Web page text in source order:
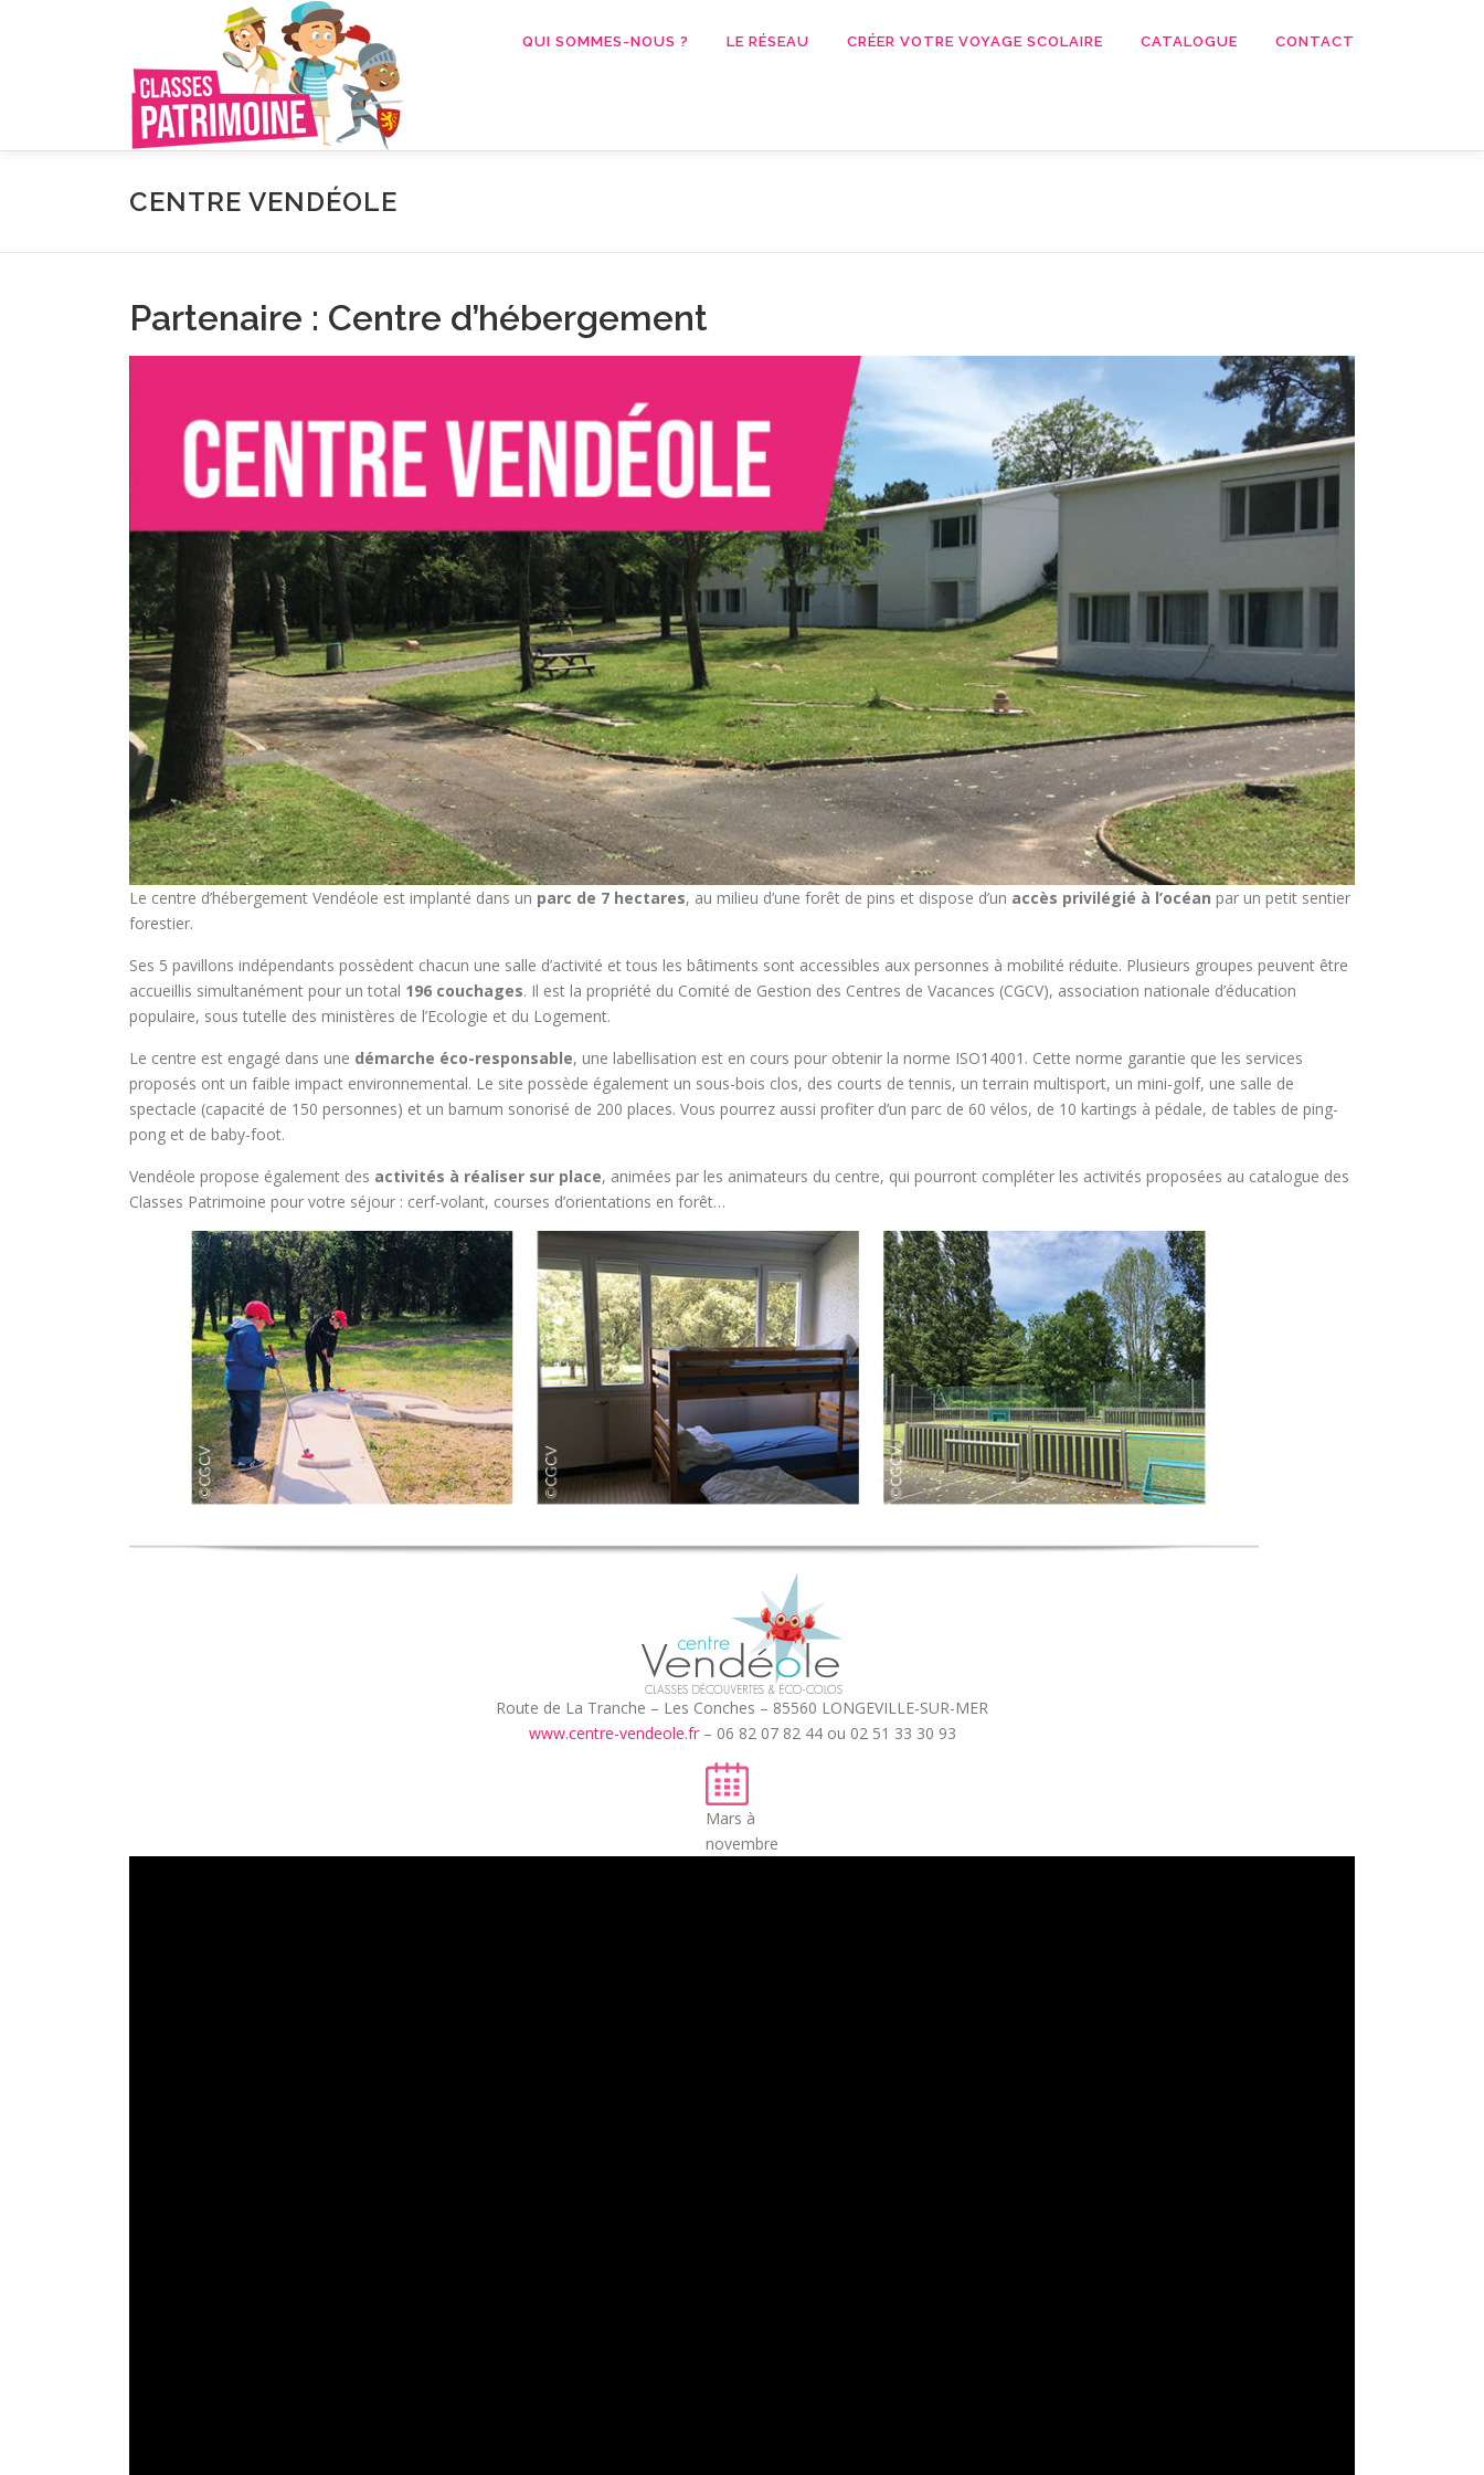
QUI SOMMES-NOUS ? LE RÉSEAU CRÉER VOTRE VOYAGE SCOLAIRE CATALOGUE CONTACT
CENTRE VENDÉOLE
Partenaire : Centre d’hébergement
Le centre d’hébergement Vendéole est implanté dans un parc de 7 hectares, au milieu d’une forêt de pins et dispose d’un accès privilégié à l’océan par un petit sentier
forestier.
Ses 5 pavillons indépendants possèdent chacun une salle d’activité et tous les bâtiments sont accessibles aux personnes à mobilité réduite. Plusieurs groupes peuvent être
accueillis simultanément pour un total 196 couchages. Il est la propriété du Comité de Gestion des Centres de Vacances (CGCV), association nationale d’éducation
populaire, sous tutelle des ministères de l’Ecologie et du Logement.
Le centre est engagé dans une démarche éco-responsable, une labellisation est en cours pour obtenir la norme ISO14001. Cette norme garantie que les services
proposés ont un faible impact environnemental. Le site possède également un sous-bois clos, des courts de tennis, un terrain multisport, un mini-golf, une salle de
spectacle (capacité de 150 personnes) et un barnum sonorisé de 200 places. Vous pourrez aussi profiter d’un parc de 60 vélos, de 10 kartings à pédale, de tables de ping-
pong et de baby-foot.
Vendéole propose également des activités à réaliser sur place, animées par les animateurs du centre, qui pourront compléter les activités proposées au catalogue des
Classes Patrimoine pour votre séjour : cerf-volant, courses d’orientations en forêt…
Route de La Tranche – Les Conches – 85560 LONGEVILLE-SUR-MER
www.centre-vendeole.fr– 06 82 07 82 44 ou 02 51 33 30 93
Mars à
novembre